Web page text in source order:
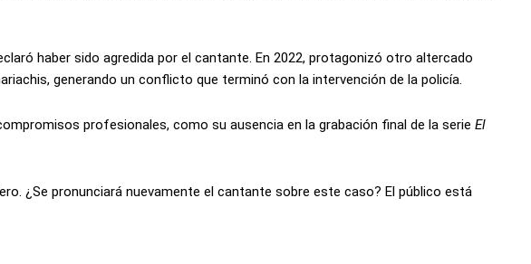
haber sido agredida por el cantante. En 2022, protagonizó otro altercado
generando un conflicto que terminó con la intervención de la policía.
profesionales, como su ausencia en la grabación final de la serie El
¿Se pronunciará nuevamente el cantante sobre este caso? El público está